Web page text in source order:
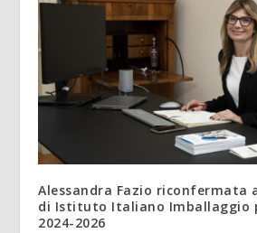
Alessandra Fazio riconfermata
di Istituto Italiano Imballaggio
2024-2026